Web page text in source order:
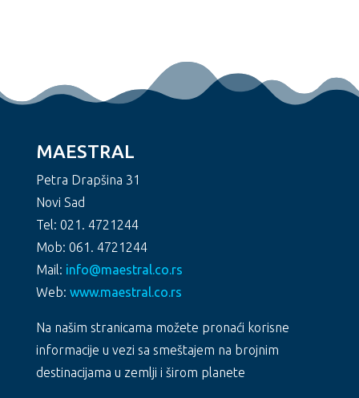
MAESTRAL
Petra Drapšina 31
Novi Sad
Tel: 021. 4721244
Mob: 061. 4721244
Mail: info@maestral.co.rs
Web: www.maestral.co.rs
Na našim stranicama možete pronaći korisne
informacije u vezi sa smeštajem na brojnim
destinacijama u zemlji i širom planete